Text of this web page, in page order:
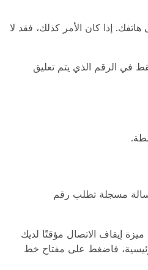
إذا كان الأمر كذلك، فقد لا
في الرقم الذي يتم تعليق
مسجلة تطلب رقم
ميزة إيقاف الاتصال مؤقتًا لديك
فاضغط على مفتاح خط